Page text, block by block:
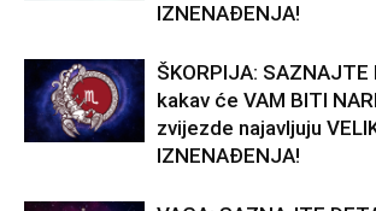
IZNENAĐENJA!
ŠKORPIJA: SAZNAJTE
kakav će VAM BITI
zvijezde najavljuju
IZNENAĐENJA!